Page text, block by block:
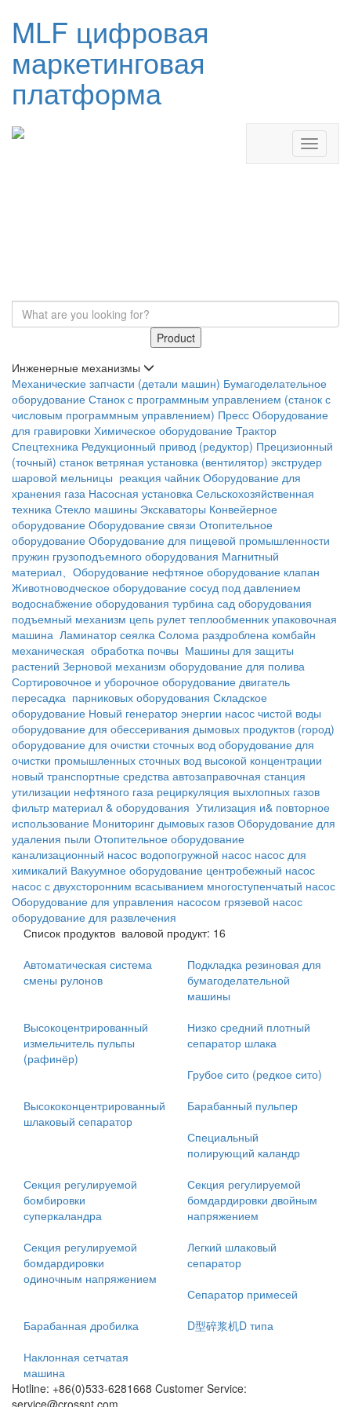
MLF цифровая
маркетинговая
платформа
Product
Инженерные механизмы
Механические запчасти (детали машин) Бумагоделательное
оборудование Станок с программным управлением (станок с
числовым программным управлением) Пресс Оборудование
для гравировки Химическое оборудование Трактор
Спецтехника Редукционный привод (редуктор) Прецизионный
(точный) станок ветряная установка (вентилятор) экструдер
шаровой мельницы реакция чайник Оборудование для
хранения газа Насосная установка Сельскохозяйственная
техника Cтекло машины Экскаваторы Конвейерное
оборудование Оборудование связи Отопительное
оборудование Оборудование для пищевой промышленности
пружин грузоподъемного оборудования Магнитный
материал、Оборудование нефтяное оборудование клапан
Животноводческое оборудование сосуд под давлением
водоснабжение оборудования турбина сад оборудования
подъемный механизм цепь рулет теплообменник упаковочная
машина Ламинатор сеялка Солома раздроблена комбайн
механическая обработка почвы Машины для защиты
растений Зерновой механизм оборудование для полива
Сортировочное и уборочное оборудование двигатель
пересадка парниковых оборудования Складское
оборудование Новый генератор энергии насос чистой воды
оборудование для обессеривания дымовых продуктов (город)
оборудование для очистки сточных вод оборудование для
очистки промышленных сточных вод высокой концентрации
новый транспортные средства автозаправочная станция
утилизации нефтяного газа рециркуляция выхлопных газов
фильтр материал & оборудования Утилизация и& повторное
использование Мониторинг дымовых газов Оборудование для
удаления пыли Отопительное оборудование
канализационный насос водопогружной насос насос для
химикалий Вакуумное оборудование центробежный насос
насос с двухсторонним всасыванием многоступенчатый насос
Оборудование для управления насосом грязевой насос
оборудование для развлечения
Список продуктов валовой продукт: 16
Автоматическая система
смены рулонов
Подкладка резиновая для
бумагоделательной
машины
Высокоцентрированный
измельчитель пульпы
(рафинёр)
Низко средний плотный
сепаратор шлака
Грубое сито (редкое сито)
Высококонцентрированный
шлаковый сепаратор
Барабанный пульпер
Специальный
полирующий каландр
Секция регулируемой
бомбировки
суперкаландра
Секция регулируемой
бомдардировки двойным
напряжением
Секция регулируемой
бомдардировки
одиночным напряжением
Легкий шлаковый
сепаратор
Сепаратор примесей
Барабанная дробилка
D型碎浆机D типа
Наклонная сетчатая
машина
Hotline: +86(0)533-6281668 Customer Service:
service@crossnt.com